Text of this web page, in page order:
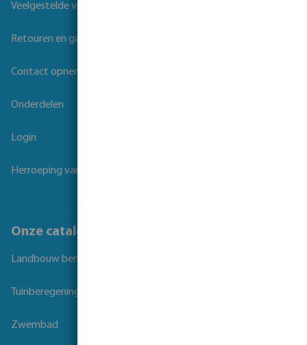
Veelgestelde vragen
Retouren en garantie
Contact opnemen
Onderdelen
Login
Herroeping van overeenkomst
Onze catalogi
Landbouw beregening
Tuinberegening
Zwembad